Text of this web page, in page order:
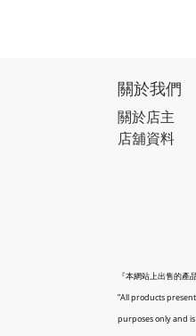
關於我們
關於店主
店舖資料
『本網站上出售的
“All products
purposes only and